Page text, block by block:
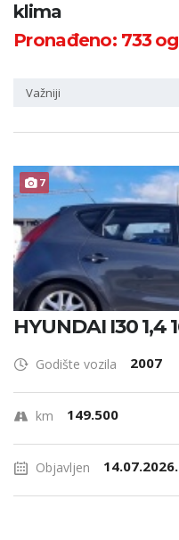
Županija
klima
Pronađeno: 733
Važniji
7
HYUNDAI I30 1,4
Godište vozila 2007
km 149.500
Objavljen 14.07.2026.